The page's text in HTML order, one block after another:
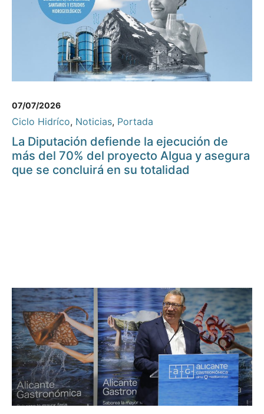
07/07/2026
Ciclo Hidríco, Noticias, Portada
La Diputación defiende la ejecución de
más del 70% del proyecto AIgua y asegura
que se concluirá en su totalidad